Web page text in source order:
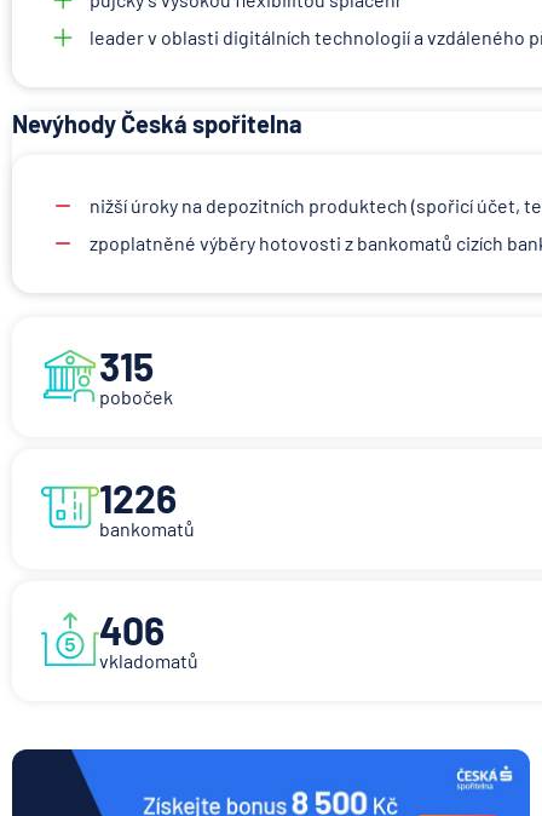
315
poboček
1226
bankomatů
406
vkladomatů
leader v oblasti digitálních technologií a vzdáleného
Nevýhody Česká spořitelna
nižší úroky na depozitních produktech (spořicí účet,
zpoplatněné výběry hotovosti z bankomatů cizích